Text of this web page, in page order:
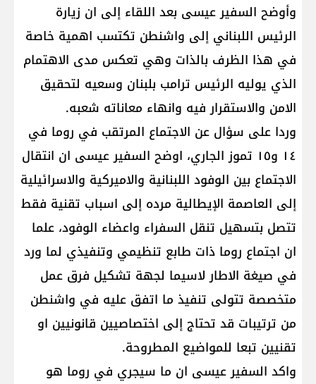
وأوضح السفير عيسى بعد اللقاء إلى ان زيارة
الرئيس اللبناني إلى واشنطن تكتسب اهمية خاصة
في هذا الظرف بالذات وهي تعكس مدى الاهتمام
الذي يوليه الرئيس ترامب بلبنان وسعيه لتحقيق
الامن والاستقرار فيه وانهاء معاناته شعبه.
وردا على سؤال عن الاجتماع المرتقب في روما في
١٤ و١٥ تموز الجاري، اوضح السفير عيسى ان انتقال
الاجتماع بين الوفود اللبنانية والاميركية والاسرائيلية
إلى العاصمة الإيطالية مرده إلى اسباب تقنية فقط
تتصل بتسهيل تنقل السفراء واعضاء الوفود، علما
ان اجتماع روما ذات طابع تنظيمي وتنفيذي لما ورد
في صيغة الاطار لاسيما لجهة تشكيل فرق عمل
متخصصة تتولى تنفيذ ما اتفق عليه في واشنطن
من ترتيبات قد تحتاج إلى اختصاصيين قانونيين او
تقنيين تبعا للمواضيع المطروحة.
واكد السفير عيسى ان ما سيجري في روما هو